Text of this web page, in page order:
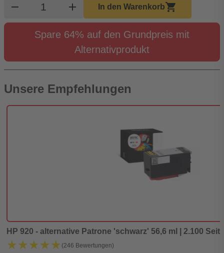
remove Produkt Warenkorb Menge
add In den Warenkorbshopping_cart
Spare 64% auf den Grundpreis mit
Alternativprodukt
Unsere Empfehlungen
HP 920 - alternative Patrone 'schwarz' 56,6 ml | 2.100
★★★★★
★★★★★ (246 Bewertungen)